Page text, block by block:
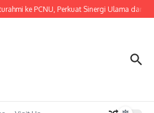
ke PCNU, Perkuat Sinergi Ulama dan